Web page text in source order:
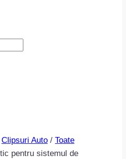
Clipsuri Auto / Toate
pentru sistemul de